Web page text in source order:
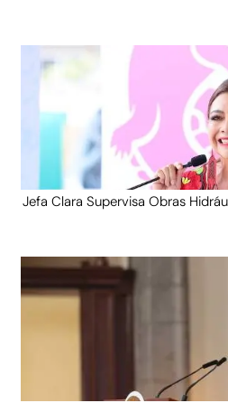
Jefa Clara Supervisa Obras